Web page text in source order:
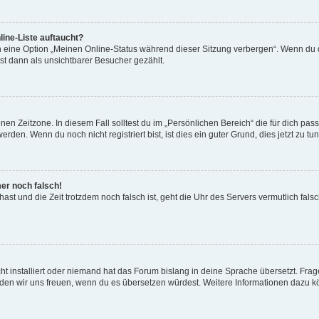
Liste auftaucht?
Option „Meinen Online-Status während dieser Sitzung verbergen“. Wenn
dann als unsichtbarer Besucher gezählt.
Zeitzone. In diesem Fall solltest du im „Persönlichen Bereich“ die für dich
Wenn du noch nicht registriert bist, ist dies ein guter Grund, dies jetzt zu
noch falsch!
und die Zeit trotzdem noch falsch ist, geht die Uhr des Servers vermutlich
installiert oder niemand hat das Forum bislang in deine Sprache übersetzt.
wir uns freuen, wenn du es übersetzen würdest. Weitere Informationen dazu